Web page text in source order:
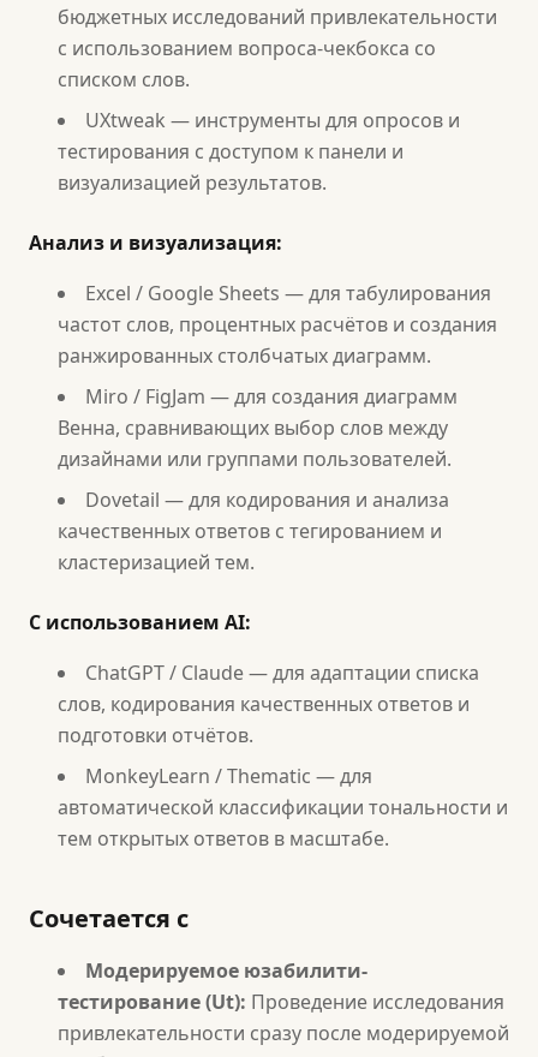
бюджетных исследований привлекательности
с использованием вопроса-чекбокса со
списком слов.
UXtweak — инструменты для опросов и
тестирования с доступом к панели и
визуализацией результатов.
Анализ и визуализация:
Excel / Google Sheets — для табулирования
частот слов, процентных расчётов и создания
ранжированных столбчатых диаграмм.
Miro / FigJam — для создания диаграмм
Венна, сравнивающих выбор слов между
дизайнами или группами пользователей.
Dovetail — для кодирования и анализа
качественных ответов с тегированием и
кластеризацией тем.
С использованием AI:
ChatGPT / Claude — для адаптации списка
слов, кодирования качественных ответов и
подготовки отчётов.
MonkeyLearn / Thematic — для
автоматической классификации тональности и
тем открытых ответов в масштабе.
Сочетается с
Модерируемое юзабилити-
тестирование (Ut): Проведение исследования
привлекательности сразу после модерируемой